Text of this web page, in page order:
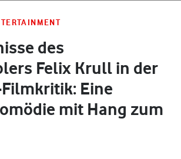
des
Felix Krull in der
Eine
mit Hang zum